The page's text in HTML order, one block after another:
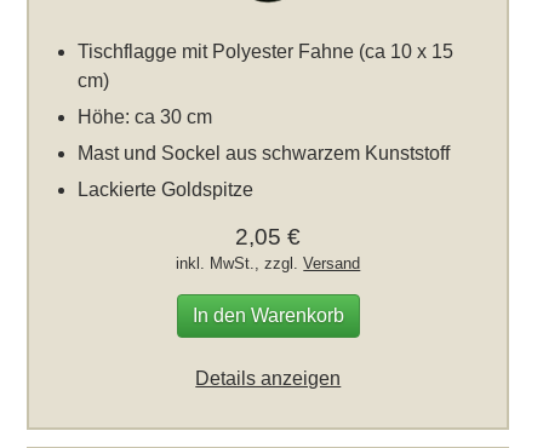
Tischflagge mit Polyester Fahne (ca 10 x 15
cm)
Höhe: ca 30 cm
Mast und Sockel aus schwarzem Kunststoff
Lackierte Goldspitze
2,05 €
inkl. MwSt., zzgl.Versand
In den Warenkorb
Details anzeigen